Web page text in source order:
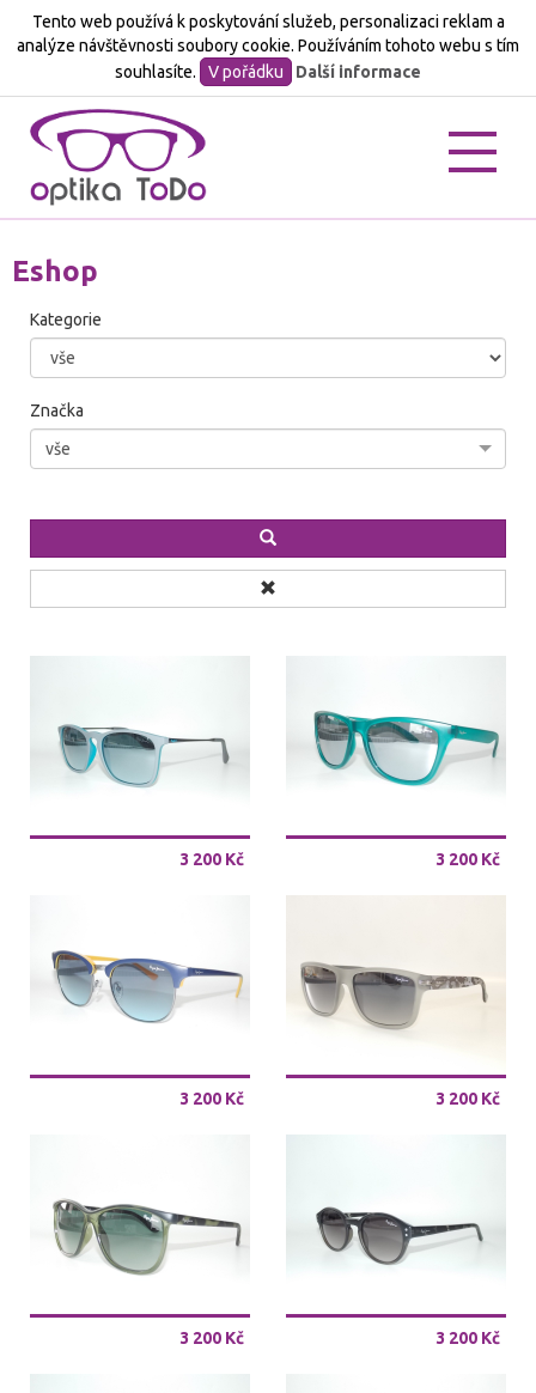
Tento web používá k poskytování služeb, personalizaci reklam a
analýze návštěvnosti soubory cookie. Používáním tohoto webu s tím
souhlasíte.
V pořádku Další informace
Eshop
Kategorie
Značka
vše
3 200 Kč 3 200 Kč
3 200 Kč 3 200 Kč
3 200 Kč 3 200 Kč